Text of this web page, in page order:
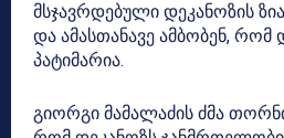
მსჯავრდებული დეკანოზის
და ამასთანავე ამბობენ, რომ
პატიმარია.
გიორგი მამალაძის ძმა